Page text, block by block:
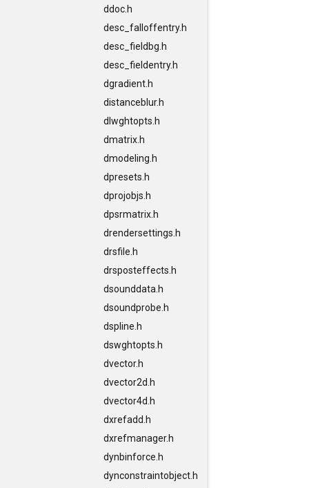
ddoc.h
desc_falloffentry.h
desc_fieldbg.h
desc_fieldentry.h
dgradient.h
distanceblur.h
dlwghtopts.h
dmatrix.h
dmodeling.h
dpresets.h
dprojobjs.h
dpsrmatrix.h
drendersettings.h
drsfile.h
drsposteffects.h
dsounddata.h
dsoundprobe.h
dspline.h
dswghtopts.h
dvector.h
dvector2d.h
dvector4d.h
dxrefadd.h
dxrefmanager.h
dynbinforce.h
dynconstraintobject.h